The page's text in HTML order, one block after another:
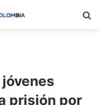
prisión por